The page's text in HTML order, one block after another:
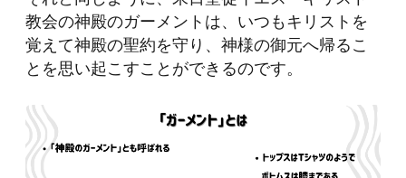
教会の神殿のガーメントは、いつもキリストを
覚えて神殿の聖約を守り、神様の御元へ帰るこ
とを思い起こすことができるのです。